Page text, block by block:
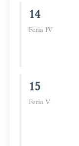
14
Feria IV
15
Feria V